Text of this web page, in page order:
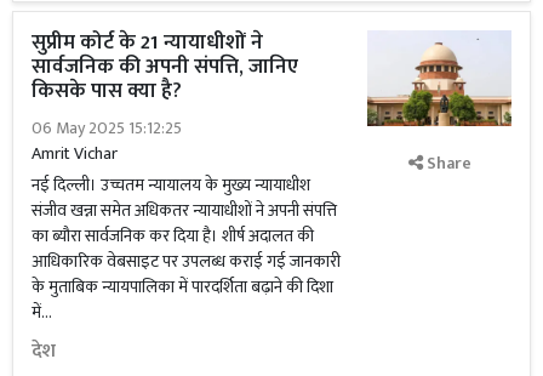
सुप्रीम कोर्ट के 21 न्यायाधीशों ने
सार्वजनिक की अपनी संपत्ति, जानिए
किसके पास क्या है?
06 May 2025 15:12:25
Amrit Vichar
नई दिल्ली। उच्चतम न्यायालय के मुख्य न्यायाधीश
संजीव खन्ना समेत अधिकतर न्यायाधीशों ने अपनी संपत्ति
का ब्यौरा सार्वजनिक कर दिया है। शीर्ष अदालत की
आधिकारिक वेबसाइट पर उपलब्ध कराई गई जानकारी
के मुताबिक न्यायपालिका में पारदर्शिता बढ़ाने की दिशा
में...
देश
Share